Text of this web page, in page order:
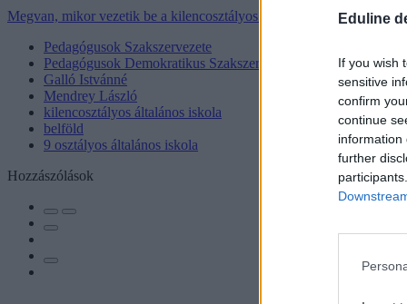
Eduline
If you wish
sensitive
confirm
continue
information
further
Megvan, mikor vezetik be a kilencosztályos általános iskolát
Pedagógusok Szakszervezete
Pedagógusok Demokratikus Szakszervezete
Galló Istvánné
Mendrey László
kilencosztályos általános iskola
belföld
9 osztályos általános iskola
Hozzászólások